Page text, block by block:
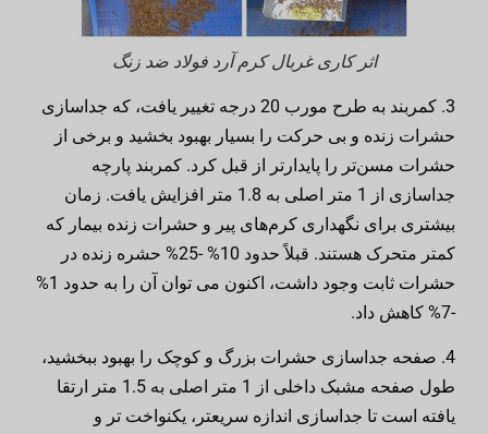
اثر کاری غربال کرم آرد فولاد ضد زنگ
3. کمربند به طرح مورب 20 درجه تغییر یافت، که جداسازی
حشرات زنده و بی حرکت را بسیار بهبود بخشید و برخی از
حشرات مسن‌تر را پایدارتر از قبل کرد. کمربند پارچه
جداسازی از 1 متر اصلی به 1.8 متر افزایش یافت. زمان
بیشتری برای نگهداری کرم‌های پیر و حشرات زنده بیمار که
کمتر متحرک هستند. قبلاً حدود 10% -25% حشره زنده در
حشرات ثابت وجود داشت، اکنون می توان آن را به حدود 1%
-7% کاهش داد.
4. صفحه جداسازی حشرات بزرگ و کوچک را بهبود ببخشید،
طول صفحه مشبک داخلی از 1 متر اصلی به 1.5 متر ارتقا
یافته است تا جداسازی اندازه سریعتر، یکنواخت تر و